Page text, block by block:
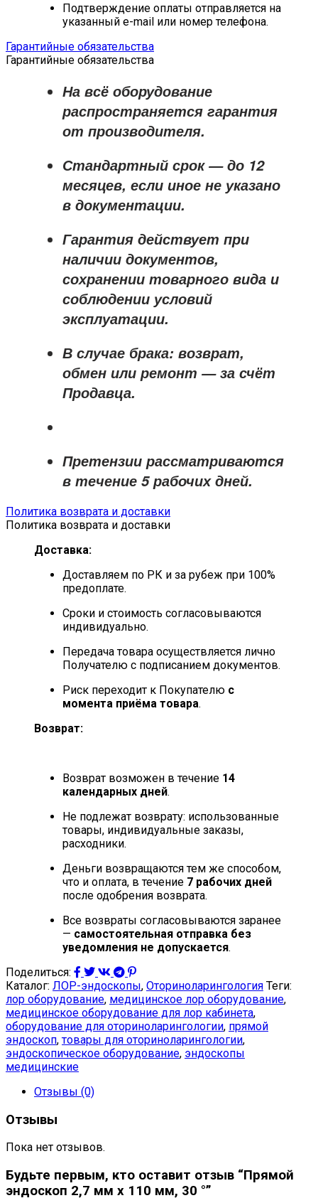
Подтверждение оплаты отправляется на
указанный e-mail или номер телефона.
Гарантийные обязательства
Гарантийные обязательства
На всё оборудование
распространяется гарантия
от производителя.
Стандартный срок — до 12
месяцев, если иное не указано
в документации.
Гарантия действует при
наличии документов,
сохранении товарного вида и
соблюдении условий
эксплуатации.
В случае брака: возврат,
обмен или ремонт —за счёт
Продавца.
Претензии рассматриваются
в течение 5 рабочих дней.
Политика возврата и доставки
Политика возврата и доставки
Доставка:
Доставляем по РК и за рубеж при 100%
предоплате.
Сроки и стоимость согласовываются
индивидуально.
Передача товара осуществляется лично
Получателю с подписанием документов.
Риск переходит к Покупателю с
момента приёма товара.
Возврат:
Возврат возможен в течение 14
календарных дней.
Не подлежат возврату: использованные
товары, индивидуальные заказы,
расходники.
Деньги возвращаются тем же способом,
что и оплата, в течение 7 рабочих дней
после одобрения возврата.
Все возвраты согласовываются заранее
— самостоятельная отправка без
уведомления не допускается.
Поделиться:
Каталог: ЛОР-эндоскопы, Оториноларингология Теги:
лор оборудование, медицинское лор оборудование,
медицинское оборудование для лор кабинета,
оборудование для оториноларингологии, прямой
эндоскоп,товары для оториноларингологии,
эндоскопическое оборудование, эндоскопы
медицинские
Отзывы (0)
Отзывы
Пока нет отзывов.
Будьте первым, кто оставит отзыв “Прямой
эндоскоп 2,7 мм x 110 мм, 30 °”